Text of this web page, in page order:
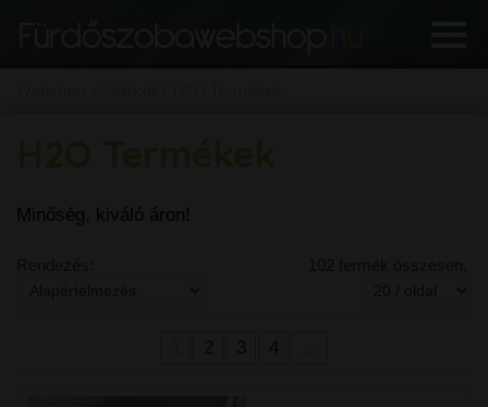
Minőség, kiváló áron!
2 3 4